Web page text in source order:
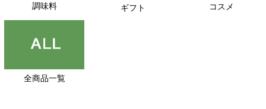
調味料 ギフト コスメ
全商品一覧